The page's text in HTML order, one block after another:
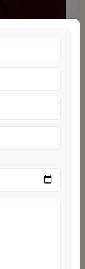
áo dài
cưới áo
bạn hiện thực